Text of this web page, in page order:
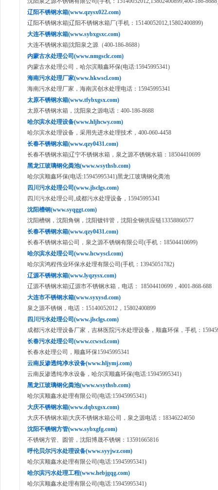
辽阳不锈钢水箱(www.qzysx022.com)
辽阳不锈钢水箱|辽阳不锈钢水箱厂(手机：15140052012,15802400899)
大连不锈钢水箱(www.sybxgsxc.com)
大连不锈钢水箱|沈阳泉之源（400-186-8688）
内蒙古水处理公司(www.nmgsclc.com)
内蒙古水处理公司，哈尔滨顺鑫环保(电话:15945995341)
海南污水处理厂家(www.hkwscl.com)
海南污水处理厂家，海南滨创水处理电话：15945995341
太原不锈钢水箱(www.tfybxgsx.com)
太原不锈钢水箱，沈阳泉之源电话：400-186-8688
哈尔滨水处理设备(www.hljhcwy.com)
哈尔滨水处理设备，采用先进水处理技术，400-060-4458
长春不锈钢水箱(www.qzy0431.com)
长春不锈钢水箱|辽宁不锈钢水箱，泉之源不锈钢水箱：18504410699
黑龙江玻璃钢化粪池(www.wsythsb.com)
哈尔滨顺鑫环保(电话:15945995341)黑龙江玻璃钢化粪池
四川污水处理公司(www.jlsclgs.com)
四川污水处理公司,成都污水处理设备，15945995341
沈阳槽钢(www.syqggt.com)
沈阳槽钢，沈阳角钢，沈阳镀锌管，沈阳全钢供应链13358860577
长春不锈钢水箱(www.qzy0431.com)
长春不锈钢水箱公司，泉之源不锈钢有限公司(手机：18504410699)
哈尔滨水处理公司(www.hcwyscl.com)
哈尔滨鸿程伟业环保水处理有限公司(手机：13945051782)
辽源不锈钢水箱(www.lyqzysx.com)
辽源不锈钢水箱|辽源市不锈钢水箱，电话： 18504410699，4001-868-688
大连市不锈钢水箱(www.syxysd.com)
泉之源不锈钢，电话：15140052012，15802400899
四川污水处理公司(www.jlsclgs.com)
成都污水处理设备厂家，吉林医院污水处理设备，顺鑫环保，手机：
长春污水处理公司(www.ccwscl.com)
长春水处理公司，顺鑫环保15945995341
云南反渗透纯净水设备(www.hljymj.com)
云南反渗透纯净水设备，哈尔滨顺鑫环保(电话:15945995341)
黑龙江玻璃钢化粪池(www.wsythsb.com)
哈尔滨顺鑫水处理有限公司(电话:15945995341)
大庆不锈钢水箱(www.dqbxgsx.com)
大庆不锈钢水箱|大庆不锈钢水箱公司，泉之源电话：18346224050
沈阳不锈钢方管(www.sybxgfg.com)
不锈钢方管、圆管，沈阳博晟不锈钢：13591665816
呼伦贝尔污水处理设备(www.syyjwz.com)
哈尔滨顺鑫水处理有限公司(电话:15945995341)
哈尔滨污水处理工程(www.hebjgqg.com)
哈尔滨顺鑫水处理有限公司(电话:15945995341)